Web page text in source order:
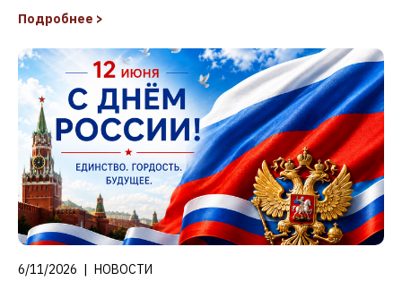
Подробнее >
6/11/2026 | НОВОСТИ